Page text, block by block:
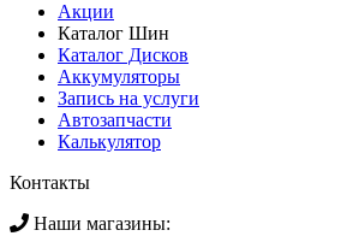
Акции
Каталог Шин
Каталог Дисков
Аккумуляторы
Запись на услуги
Автозапчасти
Калькулятор
Контакты
Наши магазины: